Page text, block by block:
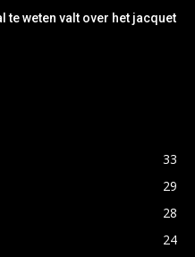
te weten valt over het jacquet
33
29
28
24